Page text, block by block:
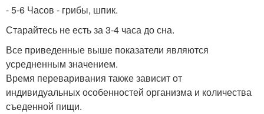
- 5-6 Часов - грибы, шпик.
Старайтесь не есть за 3-4 часа до сна.
Все приведенные выше показатели являются
усредненным значением.
Время переваривания также зависит от
индивидуальных особенностей организма и количества
съеденной пищи.